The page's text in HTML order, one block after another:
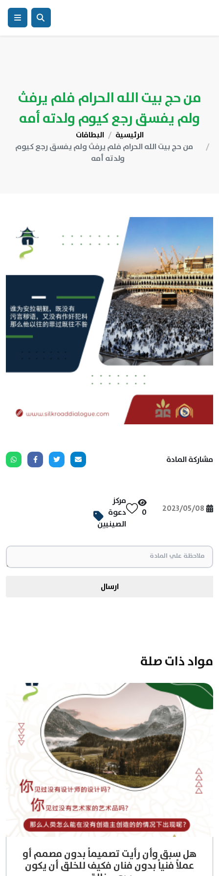
من حج بيت الله الحرام فلم يرفث
ولم يفسق رجع كيوم ولدته أمه
الرئيسية
البطاقات
من حج بيت الله الحرام فلم يرفث ولم يفسق رجع كيوم
ولدته أمه
مشاركة المادة
2023/05/08
0
مركز
دعوة
الصينيين
ارسال
مواد ذات صلة
هل سبق وأن رأيت تصميماً بدون مصمم أو
عملاً فنياً بدون فنان فكيف للخلق أن يكون